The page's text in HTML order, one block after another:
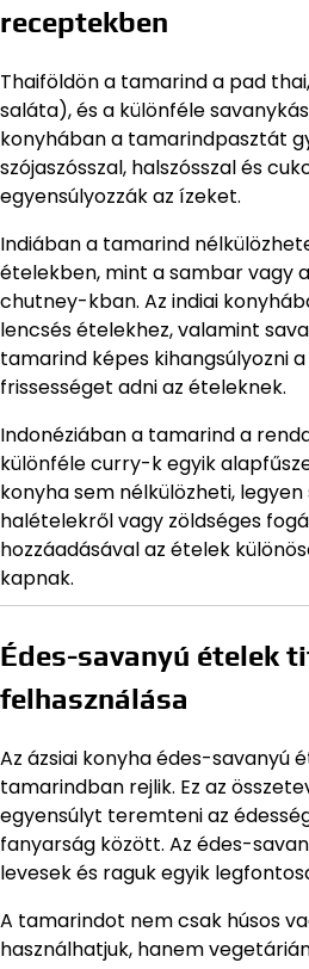
receptekben
Thaiföldön a tamarind a pad
saláta), és a különféle
konyhában a tamarindpasztát
szójaszósszal, halszósszal és
egyensúlyozzák az ízeket.
Indiában a tamarind
ételekben, mint a sambar vagy
chutney-kban. Az indiai
lencsés ételekhez, valamint
tamarind képes kihangsúlyozni
frissességet adni az ételeknek.
Indonéziában a tamarind a
különféle curry-k egyik
konyha sem nélkülözheti, legyen
halételekről vagy zöldséges
hozzáadásával az ételek
kapnak.
Édes-savanyú ételek
felhasználása
Az ázsiai konyha édes-savanyú
tamarindban rejlik. Ez az
egyensúlyt teremteni az
fanyarság között. Az édes-
levesek és raguk egyik
A tamarindot nem csak húsos
használhatjuk, hanem